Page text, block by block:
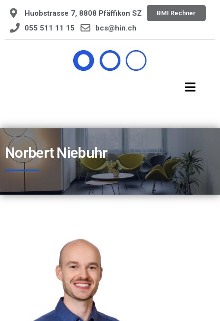
Huobstrasse 7, 8808 Pfäffikon SZ BMI Rechner
055 511 11 15 bcs@hin.ch
Norbert Niebuhr